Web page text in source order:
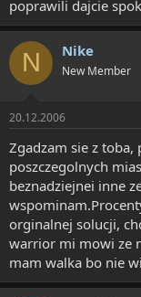
poprawili dajcie
N Nike
New Member
20.12.2006
Zgadzam sie z
poszczegolnych
beznadziejnei inne
orginalnej solucji,
warrior mi mowi ze
mam walka bo nie